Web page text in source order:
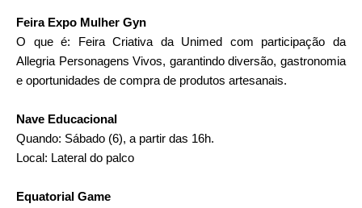
Feira Expo Mulher Gyn
O que é: Feira Criativa da Unimed com participação da
Allegria Personagens Vivos, garantindo diversão, gastronomia
e oportunidades de compra de produtos artesanais.
Nave Educacional
Quando: Sábado (6), a partir das 16h.
Local: Lateral do palco
Equatorial Game